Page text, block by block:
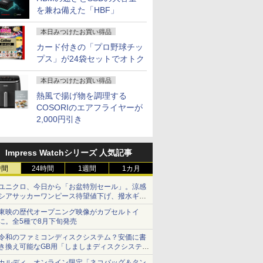
を兼ね備えた「HBF」
本日みつけたお買い得品
カード付きの「プロ野球チッ
プス」が24袋セットでオトク
本日みつけたお買い得品
熱風で揚げ物を調理する
COSORIのエアフライヤーが
2,000円引き
Impress Watchシリーズ 人気記事
24時間 1週間 1カ月
ニクロ、今日から「お盆特別セール」。涼感
アサッカーワンピース待望値下げ、撥水ギア
ョーツは1990円に
映の歴代オープニング映像がカプセルトイ
。全5種で8月下旬発売
和のファミコンディスクシステム？安価に書
換え可能なGB用「しましまディスクシステ
」